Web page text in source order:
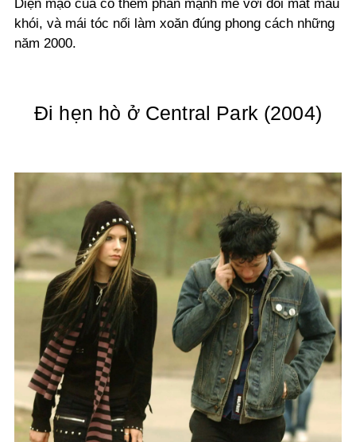
Diện mạo của cô thêm phần mạnh mẽ với đôi mắt màu
khói, và mái tóc nối làm xoăn đúng phong cách những
năm 2000.
Đi hẹn hò ở Central Park (2004)